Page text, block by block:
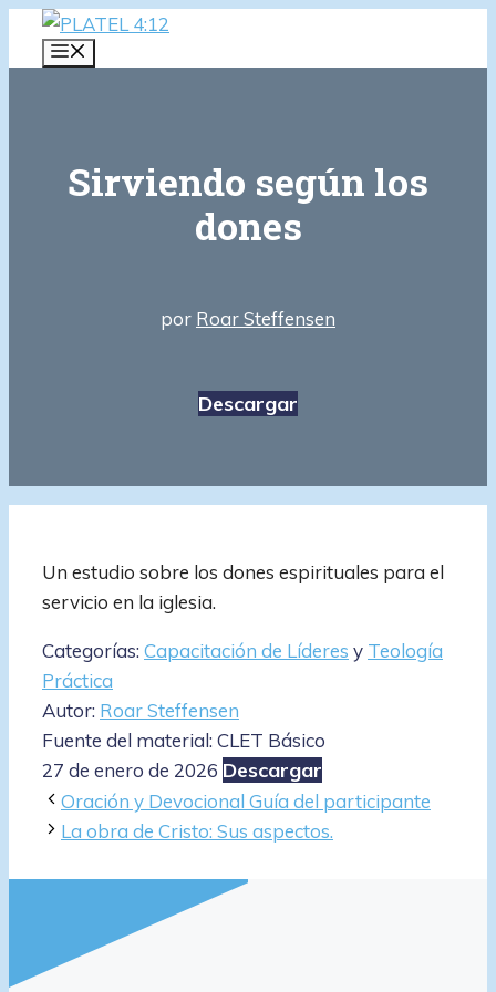
Saltar
Sirviendo según los
dones
por Roar Steffensen
Descargar
Un estudio sobre los dones espirituales para el
servicio en la iglesia.
Categorías:Capacitación de Líderes y Teología
Práctica
Autor: Roar Steffensen
Fuente del material: CLET Básico
27 de enero de 2026 Descargar
Oración y Devocional Guía del participante
La obra de Cristo: Sus aspectos.